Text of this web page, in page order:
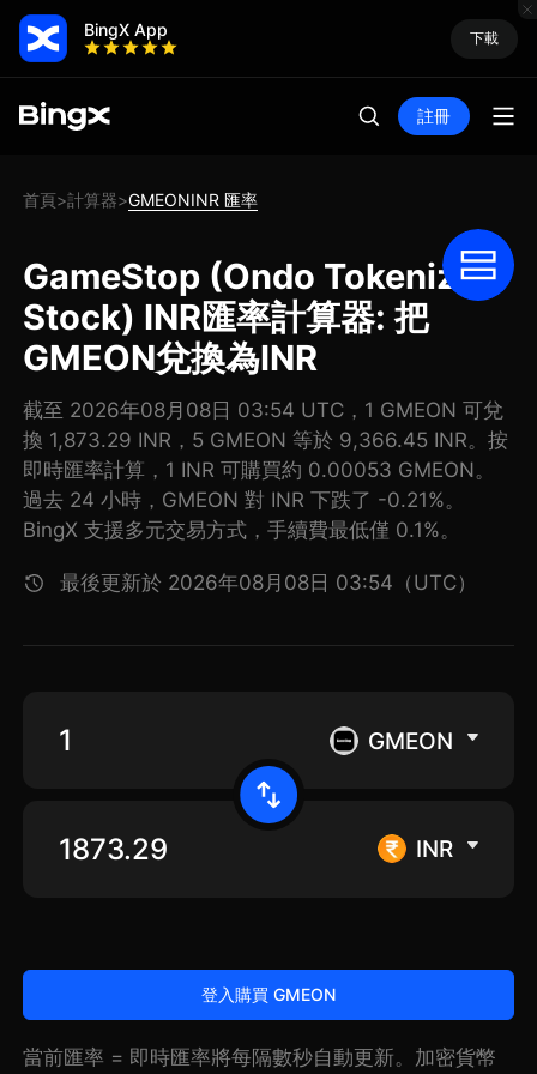
BingX App 下載
註冊
首頁>計算器>GMEONINR 匯率
GameStop (Ondo Tokenized
Stock) INR匯率計算器: 把
GMEON兌換為INR
截至 2026年08月08日 03:54 UTC，1 GMEON 可兌
換 1,873.29 INR，5 GMEON 等於 9,366.45 INR。按
即時匯率計算，1 INR 可購買約 0.00053 GMEON。
過去 24 小時，GMEON 對 INR 下跌了 -0.21%。
BingX 支援多元交易方式，手續費最低僅 0.1%。
最後更新於 2026年08月08日 03:54（UTC）
GMEON
INR
登入購買 GMEON
當前匯率 = 即時匯率將每隔數秒自動更新。加密貨幣